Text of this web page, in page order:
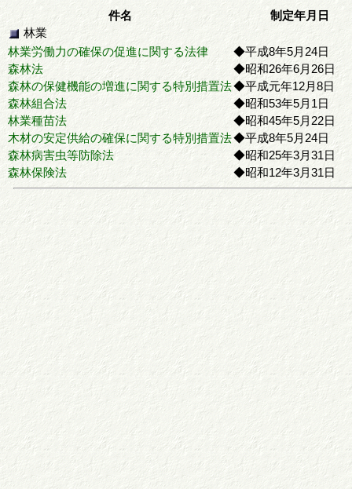
件名
制定年月日
林業
林業労働力の確保の促進に関する法律
◆平成8年5月24日
森林法
◆昭和26年6月26日
森林の保健機能の増進に関する特別措置法◆平成元年12月8日
森林組合法
◆昭和53年5月1日
林業種苗法
◆昭和45年5月22日
木材の安定供給の確保に関する特別措置法◆平成8年5月24日
森林病害虫等防除法
◆昭和25年3月31日
森林保険法
◆昭和12年3月31日